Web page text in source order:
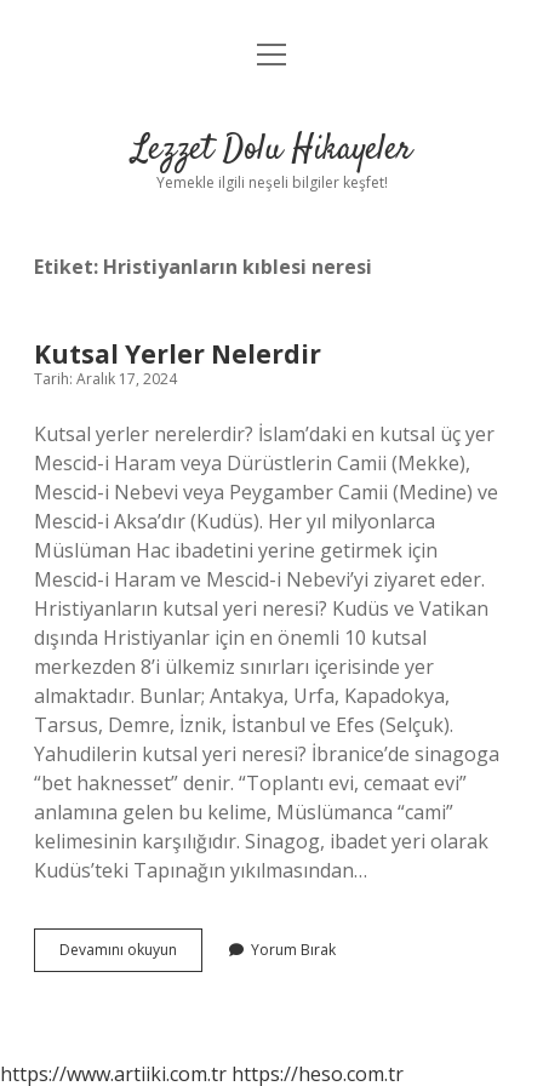
Anasayfa
Yasal Uyarı
menüyü
Lezzet Dolu Hikayeler
Yemekle ilgili neşeli bilgiler keşfet!
Etiket: Hristiyanların kıblesi neresi
Kutsal Yerler Nelerdir
Tarih: Aralık 17, 2024
Kutsal yerler nerelerdir? İslam’daki en kutsal üç yer
Mescid-i Haram veya Dürüstlerin Camii (Mekke),
Mescid-i Nebevi veya Peygamber Camii (Medine) ve
Mescid-i Aksa’dır (Kudüs). Her yıl milyonlarca
Müslüman Hac ibadetini yerine getirmek için
Mescid-i Haram ve Mescid-i Nebevi’yi ziyaret eder.
Hristiyanların kutsal yeri neresi? Kudüs ve Vatikan
dışında Hristiyanlar için en önemli 10 kutsal
merkezden 8’i ülkemiz sınırları içerisinde yer
almaktadır. Bunlar; Antakya, Urfa, Kapadokya,
Tarsus, Demre, İznik, İstanbul ve Efes (Selçuk).
Yahudilerin kutsal yeri neresi? İbranice’de sinagoga
“bet haknesset” denir. “Toplantı evi, cemaat evi”
anlamına gelen bu kelime, Müslümanca “cami”
kelimesinin karşılığıdır. Sinagog, ibadet yeri olarak
Kudüs’teki Tapınağın yıkılmasından…
Devamını okuyun
Yerler
Yorum Bırak
https://www.artiiki.com.tr https://heso.com.tr